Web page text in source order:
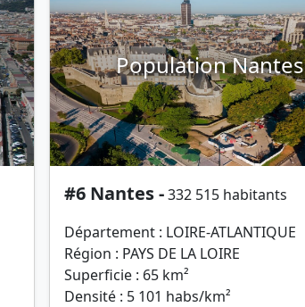
Population Nantes
#6 Nantes -332 515 habitants
Département : LOIRE-ATLANTIQUE
Région : PAYS DE LA LOIRE
Superficie : 65 km²
Densité : 5 101 habs/km²